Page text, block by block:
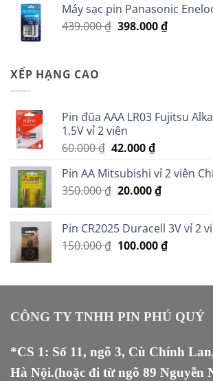
18.000 ₫.là:
14.000 ₫.
Máy sạc pin Panasonic
439.000₫ Giá
398.000₫Giá
XẾP HẠNG CAO
Pin đũa AAA LR03 Fujitsu
1.5V vỉ 2 viên
60.000₫ Giá
là:
60.000 ₫.
42.000₫Giá
tại
là:
Pin AA Mitsubishi vỉ 2 viên
350.000₫ Giá
350.000 ₫.
20.000₫Giá
là:
20.000 ₫.
Pin CR2025 Duracell 3V vỉ 2
150.000₫ Giá
150.000 ₫.
100.000₫Giá
là:
CÔNG TY TNHH PIN PHÚ QUÝ
*CS 1: Số 11, ngõ 3, Cù Chính
Hà Nội.(hoặc đi từ ngõ 89 Nguyễn